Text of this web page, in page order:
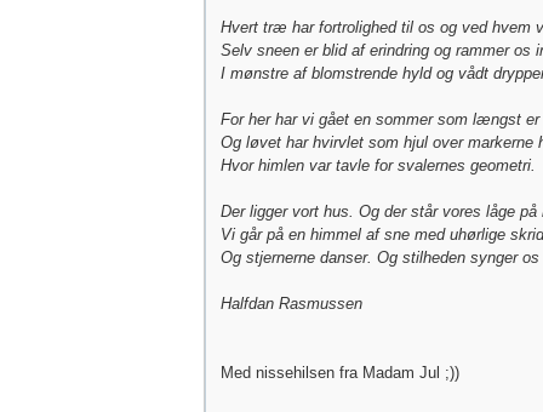
Hvert træ har fortrolighed til os og ved hvem
Selv sneen er blid af erindring og rammer os
I mønstre af blomstrende hyld og vådt
For her har vi gået en sommer som længst er
Og løvet har hvirvlet som hjul over markerne
Hvor himlen var tavle for svalernes geometri.
Der ligger vort hus. Og der står vores låge på
Vi går på en himmel af sne med uhørlige
Og stjernerne danser. Og stilheden synger
Halfdan Rasmussen
Med nissehilsen fra Madam Jul ;))